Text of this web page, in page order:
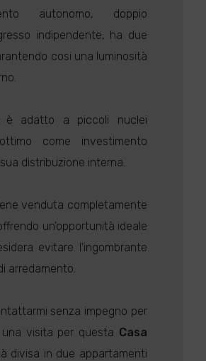
autonomo, doppio
indipendente, ha due
cosi una luminosità
è adatto a piccoli nuclei
come investimento
distribuzione interna.
venduta completamente
un'opportunità ideale
evitare l'ingombrante
arredamento.
senza impegno per
visita per questa Casa
divisa in due appartamenti